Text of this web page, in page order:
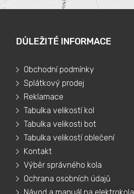
DŮLEŽITÉ INFORMACE
Obchodní podmínky
Splátkový prodej
Reklamace
Tabulka velikostí kol
Tabulka velikosti bot
Tabulka velikostí oblečení
Kontakt
Výběr správného kola
Ochrana osobních údajů